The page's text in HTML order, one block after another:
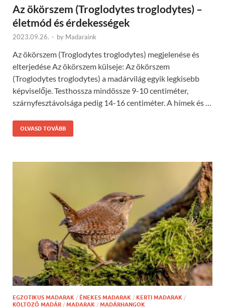
Az ökörszem (Troglodytes troglodytes) –
életmód és érdekességek
2023.09.26. - by Madaraink
Az ökörszem (Troglodytes troglodytes) megjelenése és
elterjedése Az ökörszem külseje: Az ökörszem
(Troglodytes troglodytes) a madárvilág egyik legkisebb
képviselője. Testhossza mindössze 9-10 centiméter,
szárnyfesztávolsága pedig 14-16 centiméter. A hímek és …
OLVASD TOVÁBB
EGZOTIKUS MADARAK / ÉNEKES MADARAK / KERTI MADARAK /
KÖLTÖZŐ MADÁR / MADARAK / MADÁRHANGOK